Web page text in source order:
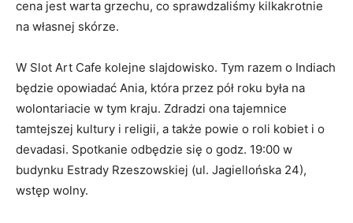
cena jest warta grzechu, co sprawdzaliśmy kilkakrotnie
na własnej skórze.
W Slot Art Cafe kolejne slajdowisko. Tym razem o Indiach
będzie opowiadać Ania, która przez pół roku była na
wolontariacie w tym kraju. Zdradzi ona tajemnice
tamtejszej kultury i religii, a także powie o roli kobiet i o
devadasi. Spotkanie odbędzie się o godz. 19:00 w
budynku Estrady Rzeszowskiej (ul. Jagiellońska 24),
wstęp wolny.